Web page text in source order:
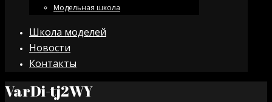
Модельная школа
Школа моделей
Новости
Контакты
VarDi-tj2WY